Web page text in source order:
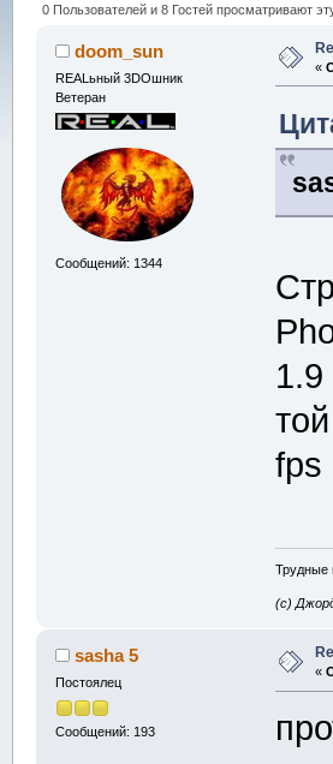
0 Пользователей и 8 Гостей просматривают
doom_sun
REALьный 3DOшник
Ветеран
Сообщений: 1344
«
fps
Трудные
(с)
sasha 5
Постоялец
Сообщений: 193
«